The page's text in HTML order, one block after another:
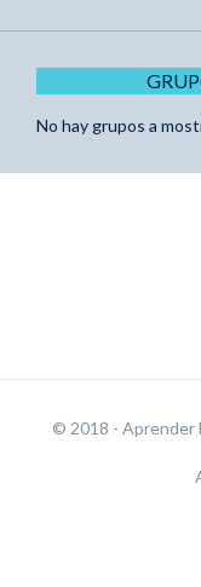
No hay grupos a
© 2018 - Aprender